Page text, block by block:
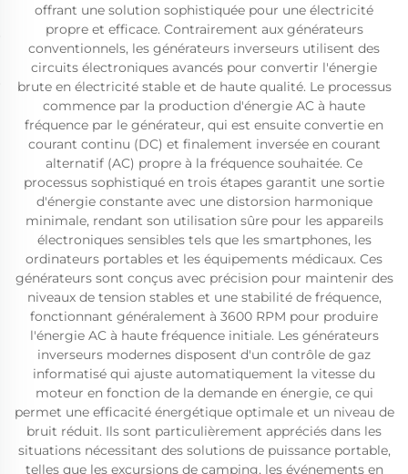
offrant une solution sophistiquée pour une électricité
propre et efficace. Contrairement aux générateurs
conventionnels, les générateurs inverseurs utilisent des
circuits électroniques avancés pour convertir l'énergie
brute en électricité stable et de haute qualité. Le processus
commence par la production d'énergie AC à haute
fréquence par le générateur, qui est ensuite convertie en
courant continu (DC) et finalement inversée en courant
alternatif (AC) propre à la fréquence souhaitée. Ce
processus sophistiqué en trois étapes garantit une sortie
d'énergie constante avec une distorsion harmonique
minimale, rendant son utilisation sûre pour les appareils
électroniques sensibles tels que les smartphones, les
ordinateurs portables et les équipements médicaux. Ces
générateurs sont conçus avec précision pour maintenir des
niveaux de tension stables et une stabilité de fréquence,
fonctionnant généralement à 3600 RPM pour produire
l'énergie AC à haute fréquence initiale. Les générateurs
inverseurs modernes disposent d'un contrôle de gaz
informatisé qui ajuste automatiquement la vitesse du
moteur en fonction de la demande en énergie, ce qui
permet une efficacité énergétique optimale et un niveau de
bruit réduit. Ils sont particulièrement appréciés dans les
situations nécessitant des solutions de puissance portable,
telles que les excursions de camping, les événements en